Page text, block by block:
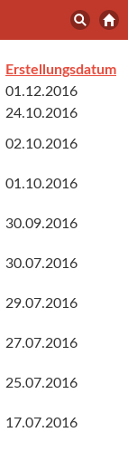
Erstellungsdatum
01.12.2016
24.10.2016
02.10.2016
01.10.2016
30.09.2016
30.07.2016
29.07.2016
27.07.2016
25.07.2016
17.07.2016